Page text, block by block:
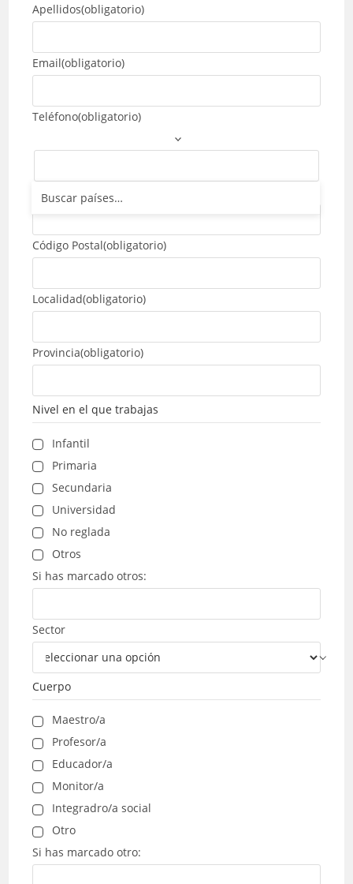
Apellidos(obligatorio)
Email(obligatorio)
Teléfono(obligatorio)
Dirección (obligatorio)
Código Postal(obligatorio)
Localidad(obligatorio)
Provincia(obligatorio)
Nivel en el que trabajas
Infantil
Primaria
Secundaria
Universidad
No reglada
Otros
Si has marcado otros:
Sector
Cuerpo
Maestro/a
Profesor/a
Educador/a
Monitor/a
Integradro/a social
Otro
Si has marcado otro: